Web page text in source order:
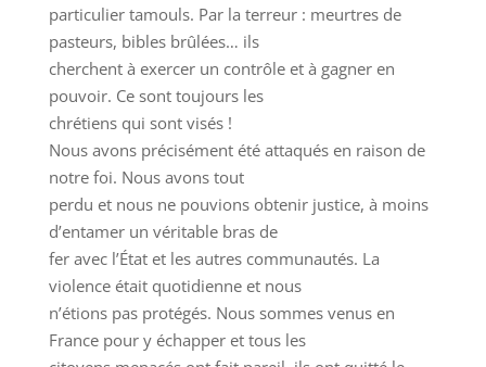
particulier tamouls. Par la terreur : meurtres de
pasteurs, bibles brûlées… ils
cherchent à exercer un contrôle et à gagner en
pouvoir. Ce sont toujours les
chrétiens qui sont visés !
Nous avons précisément été attaqués en raison de
notre foi. Nous avons tout
perdu et nous ne pouvions obtenir justice, à moins
d’entamer un véritable bras de
fer avec l’État et les autres communautés. La
violence était quotidienne et nous
n’étions pas protégés. Nous sommes venus en
France pour y échapper et tous les